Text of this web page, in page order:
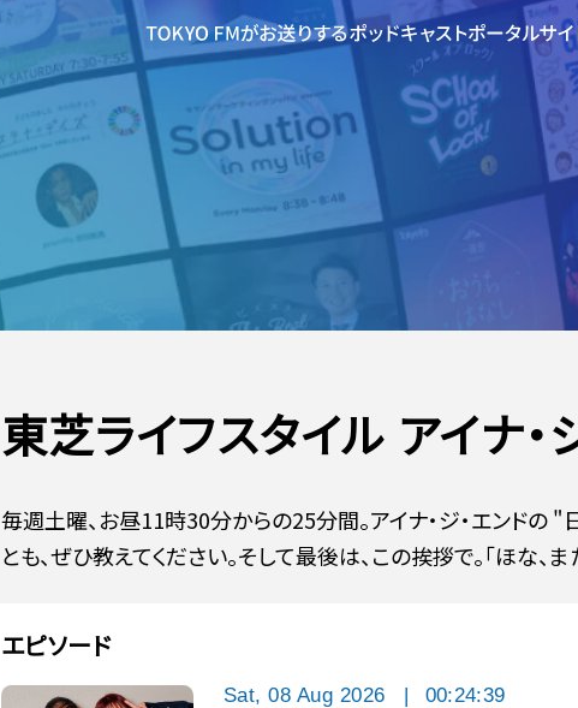
東芝ライフスタイル アイナ・
毎週土曜、お昼11時30分からの25分間。アイナ・ジ・エンド
とも、ぜひ教えてください。そして最後は、この挨拶で。「ほな、ま
エピソード
Sat, 08 Aug 2026 | 00:24:39